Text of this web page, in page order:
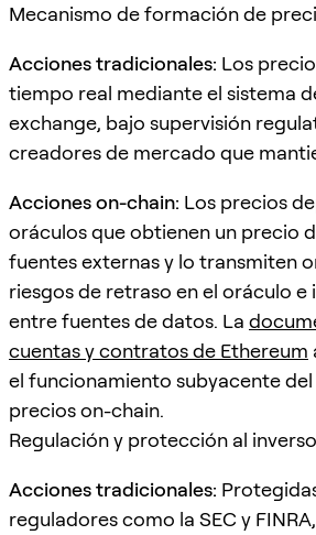
Mecanismo de formación de
Acciones tradicionales: Los
tiempo real mediante el sistema
exchange, bajo supervisión
creadores de mercado que
Acciones on-chain: Los precios
oráculos que obtienen un precio
fuentes externas y lo transmiten
riesgos de retraso en el oráculo e
entre fuentes de datos. La
cuentas y contratos de Ethereum
el funcionamiento subyacente
precios on-chain.
Regulación y protección al
Acciones tradicionales:
reguladores como la SEC y